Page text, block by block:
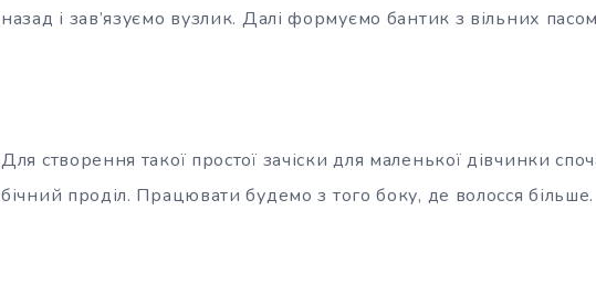
назад і зав’язуємо вузлик. Далі формуємо бантик з вільних
Для створення такої простої зачіски для маленької дівчинки
бічний проділ. Працювати будемо з того боку, де волосся більше.